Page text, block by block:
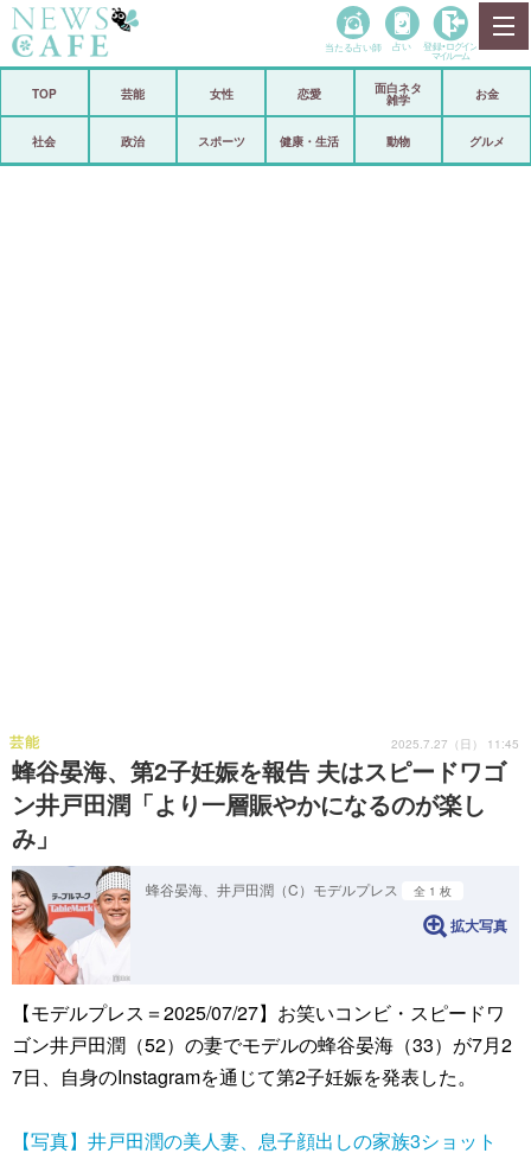
政治
当たる占い師 占い 登録• ログイン
マイルーム
TOP 芸能 女性 恋愛
面白ネタ
雑学
お金
社会 政治 スポーツ 健康・生活 動物 グルメ
蜂谷晏海、第2子妊娠を報告 夫はスピードワゴ
ン井戸田潤「より一層賑やかになるのが楽し
み」
芸能 2025.7.27（日） 11:45
蜂谷晏海、井戸田潤（C）モデルプレス 全 1 枚
拡大写真
【モデルプレス＝2025/07/27】お笑いコンビ・スピードワ
ゴン井戸田潤（52）の妻でモデルの蜂谷晏海（33）が7月2
7日、自身のInstagramを通じて第2子妊娠を発表した。
【写真】井戸田潤の美人妻、息子顔出しの家族3ショット